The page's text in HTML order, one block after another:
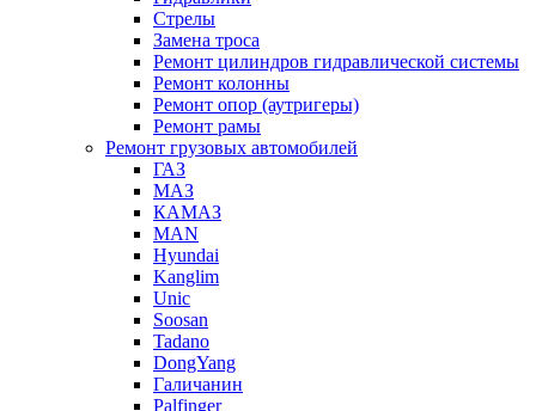
Стрелы
Замена троса
Ремонт цилиндров гидравлической системы
Ремонт колонны
Ремонт опор (аутригеры)
Ремонт рамы
Ремонт грузовых автомобилей
ГАЗ
МАЗ
КАМАЗ
MAN
Hyundai
Kanglim
Unic
Soosan
Tadano
DongYang
Галичанин
Palfinger